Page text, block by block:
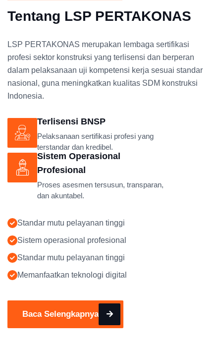
Tentang LSP PERTAKONAS
LSP PERTAKONAS merupakan lembaga sertifikasi
profesi sektor konstruksi yang terlisensi dan berperan
dalam pelaksanaan uji kompetensi kerja sesuai standar
nasional, guna meningkatkan kualitas SDM konstruksi
Indonesia.
Terlisensi BNSP
Pelaksanaan sertifikasi profesi yang
terstandar dan kredibel.
Sistem Operasional
Profesional
Proses asesmen tersusun, transparan,
dan akuntabel.
Standar mutu pelayanan tinggi
Sistem operasional profesional
Standar mutu pelayanan tinggi
Memanfaatkan teknologi digital
Baca Selengkapnya